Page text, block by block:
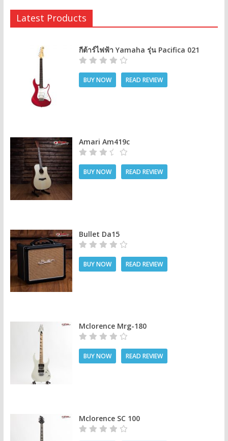
Latest Products
กีต้าร์ไฟฟ้า Yamaha รุ่น Pacifica 021
BUY NOW READ REVIEW
Amari Am419c
BUY NOW READ REVIEW
Bullet Da15
BUY NOW READ REVIEW
Mclorence Mrg-180
BUY NOW READ REVIEW
Mclorence SC 100